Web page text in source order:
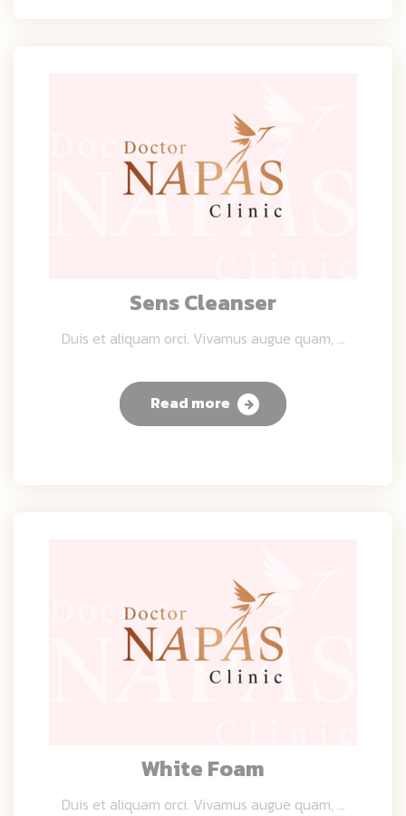
Sens Cleanser
Duis et aliquam orci. Vivamus augue quam, ...
Read more
White Foam
Duis et aliquam orci. Vivamus augue quam, ...